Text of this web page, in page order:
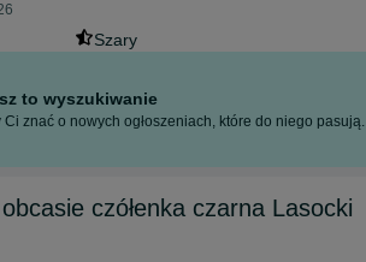
Szary
to wyszukiwanie
Ci znać o nowych ogłoszeniach, które do niego pasują.
czółenka czarna Lasocki